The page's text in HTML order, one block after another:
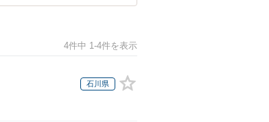
4件中 1-4件を表示
石川県